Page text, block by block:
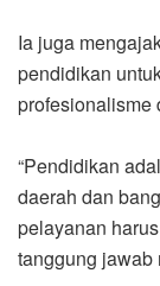
Ia juga
pendidikan
profesionalisme
“Pendidikan
daerah dan
pelayanan
tanggung jawab